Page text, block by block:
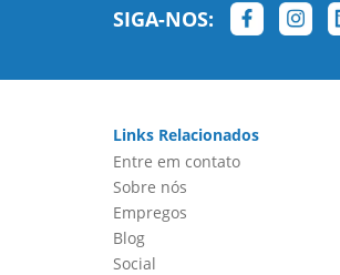
SIGA-NOS:
Links Relacionados
Entre em contato
Sobre nós
Empregos
Blog
Social